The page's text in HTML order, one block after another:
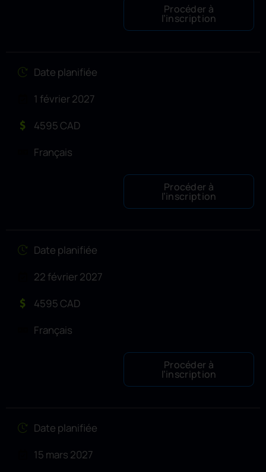
Procéder à
l’inscription
Date planifiée
1 février 2027
4595 CAD
Français
Procéder à
l’inscription
Date planifiée
22 février 2027
4595 CAD
Français
Procéder à
l’inscription
Date planifiée
15 mars 2027